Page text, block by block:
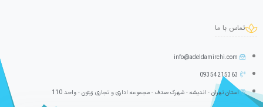
تماس با ما
info@adeldamirchi.com
09354215363
استان تهران - اندیشه - شهرک صدف - مجموعه اداری و تجاری زیتون - واحد 110